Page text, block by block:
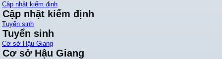
Cập nhật kiểm định
Cập nhật kiểm định
Tuyển sinh
Tuyển sinh
Cơ sở Hậu Giang
Cơ sở Hậu Giang